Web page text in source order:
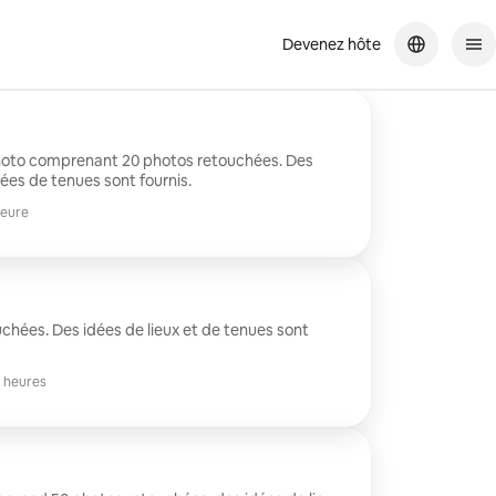
Devenez hôte
comprenant 20 photos retouchées. Des
de tenues sont fournis.
Des idées de lieux et de tenues sont
heures